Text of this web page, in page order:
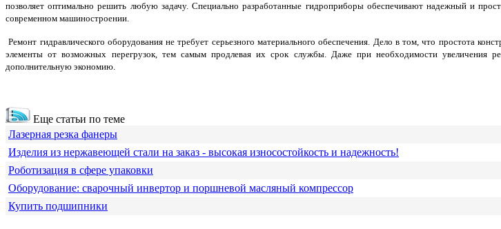
позволяет оптимально решить любую задачу. Специально разработанные гидроприборы обеспечивают надежный и
современном машиностроении.
Ремонт гидравлического оборудованияне требует серьезного материального обеспечения. Дело в том, что простота
элементы от возможных перегрузок, тем самым продлевая их срок службы. Даже при необходимости увеличения
дополнительную экономию.
Еще статьи по теме
Лазерная резка фанеры
Изделия из нержавеющей стали на заказ - высокая износостойкость и надежность!
Роботизация в сфере упаковки
Оборудование: сварочный инвертор и поршневой масляный компрессор
Купить подшипники